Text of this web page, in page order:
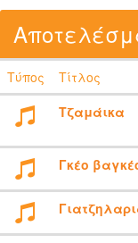
Τύπος Τίτλος
Τζαμάικα
Γκέο